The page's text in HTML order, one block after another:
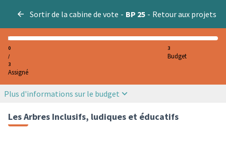
Sortir de la cabine de vote - BP 25 - Retour aux projets
0
/
3
Assigné
3
Budget
Plus d'informations sur le budget
Les Arbres Inclusifs, ludiques et éducatifs